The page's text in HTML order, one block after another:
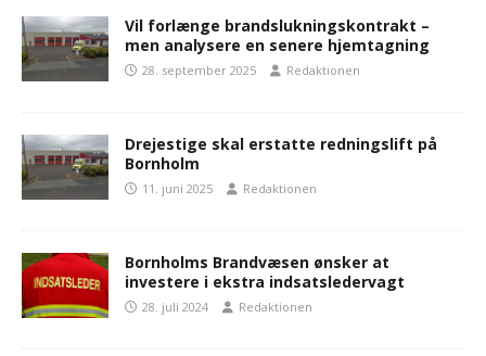
Vil forlænge brandslukningskontrakt –
men analysere en senere hjemtagning
28. september 2025 Redaktionen
Drejestige skal erstatte redningslift på
Bornholm
11. juni 2025 Redaktionen
Bornholms Brandvæsen ønsker at
investere i ekstra indsatsledervagt
28. juli 2024 Redaktionen